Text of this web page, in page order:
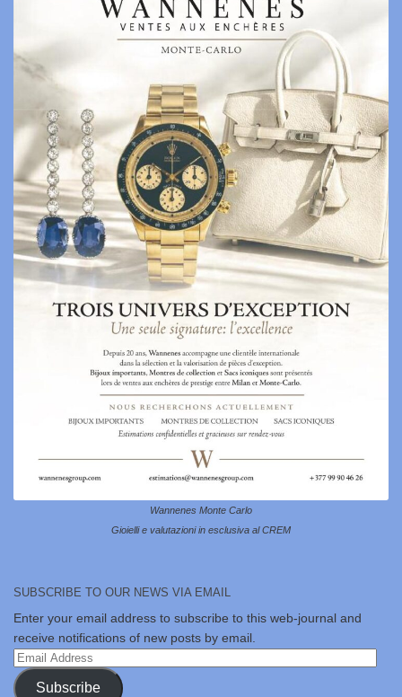
Wannenes Monte Carlo
Gioielli e valutazioni in esclusiva al CREM
SUBSCRIBE TO OUR NEWS VIA EMAIL
Enter your email address to subscribe to this web-journal and
receive notifications of new posts by email.
Email
Address
Subscribe